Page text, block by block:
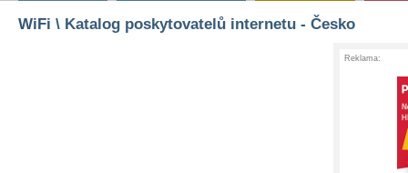
WiFi \ Katalog poskytovatelů internetu - Česko
Reklama: